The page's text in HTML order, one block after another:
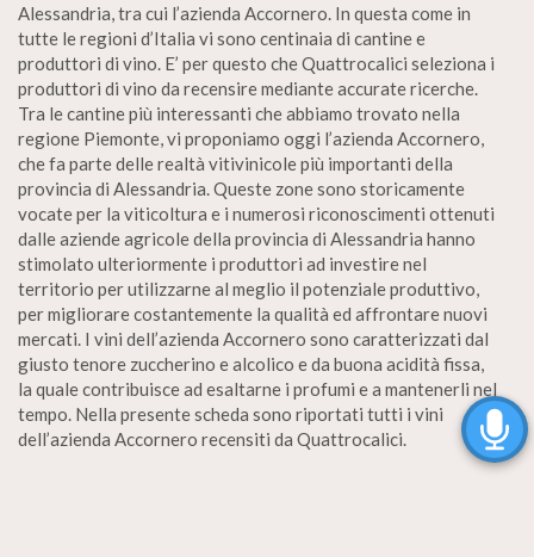
Alessandria, tra cui l’azienda Accornero. In questa come in
tutte le regioni d’Italia vi sono centinaia di cantine e
produttori di vino. E’ per questo che Quattrocalici seleziona i
produttori di vino da recensire mediante accurate ricerche.
Tra le cantine più interessanti che abbiamo trovato nella
regione Piemonte, vi proponiamo oggi l’azienda Accornero,
che fa parte delle realtà vitivinicole più importanti della
provincia di Alessandria. Queste zone sono storicamente
vocate per la viticoltura e i numerosi riconoscimenti ottenuti
dalle aziende agricole della provincia di Alessandria hanno
stimolato ulteriormente i produttori ad investire nel
territorio per utilizzarne al meglio il potenziale produttivo,
per migliorare costantemente la qualità ed affrontare nuovi
mercati. I vini dell’azienda Accornero sono caratterizzati dal
giusto tenore zuccherino e alcolico e da buona acidità fissa,
la quale contribuisce ad esaltarne i profumi e a mantenerli nel
tempo. Nella presente scheda sono riportati tutti i vini
dell’azienda Accornero recensiti da Quattrocalici.